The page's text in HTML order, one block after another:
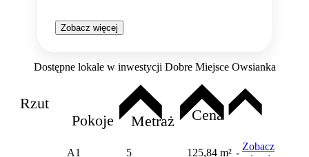
Zobacz więcej
Dostępne lokale w inwestycji Dobre Miejsce Owsianka
Rzut
Pokoje
Metraż Cena
A1 5 125,84 m² -
Zobacz